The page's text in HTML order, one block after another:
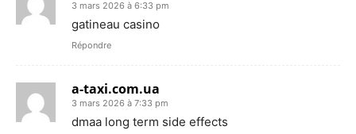
3 mars 2026 à 6:33 pm
gatineau casino
Répondre
a-taxi.com.ua
3 mars 2026 à 7:33 pm
dmaa long term side effects